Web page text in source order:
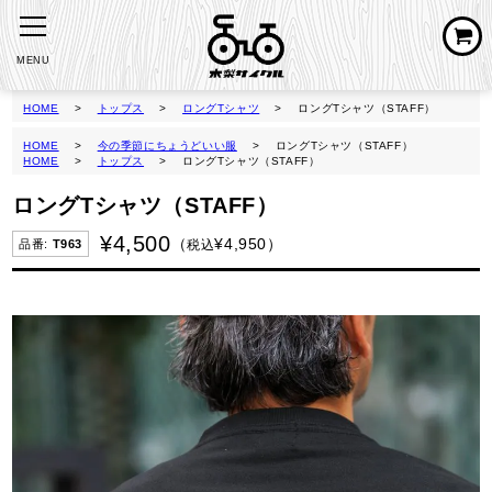
MENU
HOME トップス ロングTシャツ ロングTシャツ（STAFF）
HOME 今の季節にちょうどいい服
ロングTシャツ（STAFF）
HOME
トップス ロングTシャツ（STAFF）
ロングTシャツ（STAFF）
T963 ¥4,500 ¥4,950
税込